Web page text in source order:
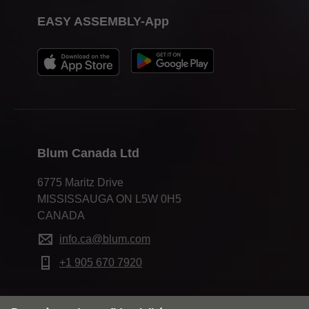
Blum Canada Ltd
6775 Maritz Drive
MISSISSAUGA ON L5W 0H5
CANADA
info.ca@blum.com
+1 905 670 7920
EASY ASSEMBLY-App